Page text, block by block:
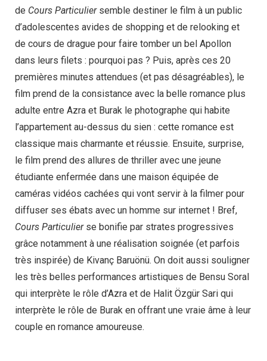
de Cours Particuliersemble destiner le film à un public
d’adolescentes avides de shopping et de relooking et
de cours de drague pour faire tomber un bel Apollon
dans leurs filets : pourquoi pas ? Puis, après ces 20
premières minutes attendues (et pas désagréables), le
film prend de la consistance avec la belle romance plus
adulte entre Azra et Burak le photographe qui habite
l’appartement au-dessus du sien : cette romance est
classique mais charmante et réussie. Ensuite, surprise,
le film prend des allures de thriller avec une jeune
étudiante enfermée dans une maison équipée de
caméras vidéos cachées qui vont servir à la filmer pour
diffuser ses ébats avec un homme sur internet ! Bref,
Cours Particulierse bonifie par strates progressives
grâce notamment à une réalisation soignée (et parfois
très inspirée) de Kivanç Baruönü. On doit aussi souligner
les très belles performances artistiques de Bensu Soral
qui interprète le rôle d’Azra et de Halit Özgür Sari qui
interprète le rôle de Burak en offrant une vraie âme à leur
couple en romance amoureuse.